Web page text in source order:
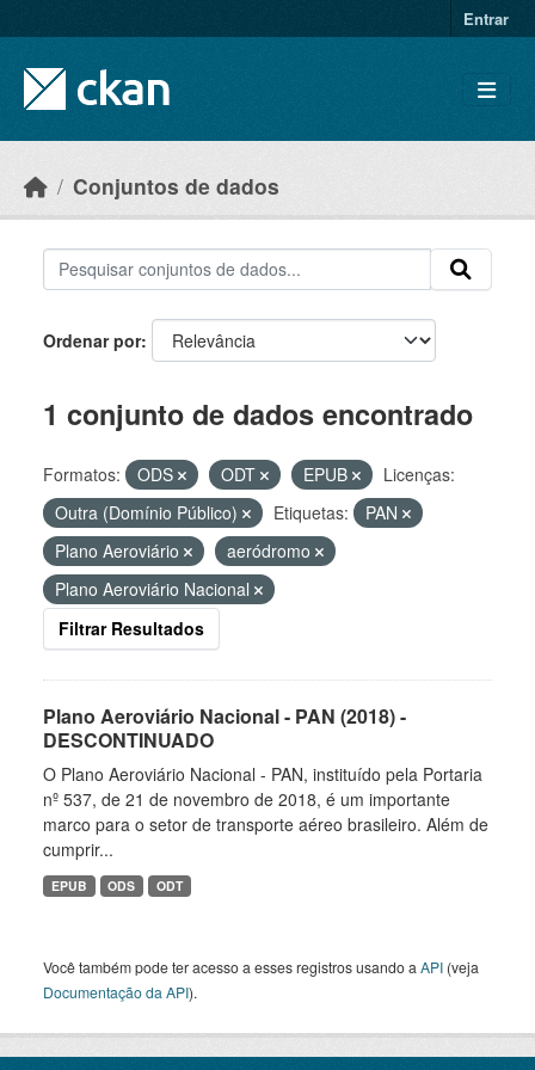
Entrar
Conjuntos de dados
Ordenar por
1 conjunto de dados encontrado
Formatos: ODS ODT EPUB
Licenças:
Outra (Domínio Público)
Etiquetas:
PAN
Plano Aeroviário
aeródromo
Plano Aeroviário Nacional
Filtrar Resultados
Plano Aeroviário Nacional - PAN (2018) -
DESCONTINUADO
O Plano Aeroviário Nacional - PAN, instituído pela Portaria
nº 537, de 21 de novembro de 2018, é um importante
marco para o setor de transporte aéreo brasileiro. Além de
cumprir...
EPUB ODS ODT
Você também pode ter acesso a esses registros usando a API (veja
Documentação da API).